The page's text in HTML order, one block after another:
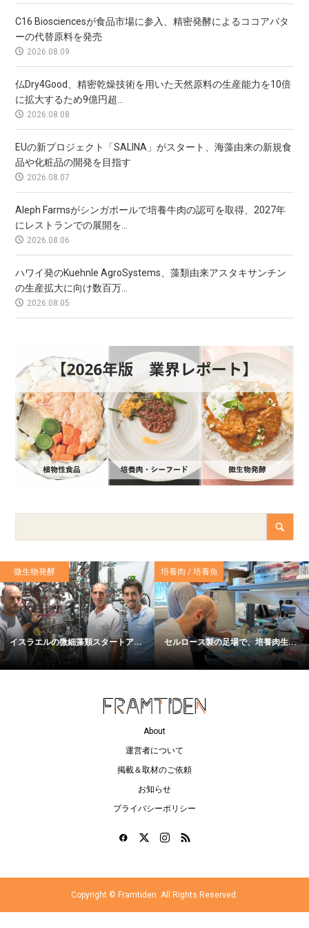
C16 Biosciencesが食品市場に参入、精密発酵によるココアバタ
ーの代替原料を発売
2026.08.09
仏Dry4Good、精密乾燥技術を用いた天然原料の生産能力を10倍
に拡大するため9億円超...
2026.08.08
EUの新プロジェクト「SALINA」がスタート、海藻由来の新規食
品や化粧品の開発を目指す
2026.08.07
Aleph Farmsがシンガポールで培養牛肉の認可を取得、2027年
にレストランでの展開を...
2026.08.06
ハワイ発のKuehnle AgroSystems、藻類由来アスタキサンチン
の生産拡大に向け数百万...
2026.08.05
微生物発酵
イスラエルの微細藻類スタートア...
培養肉 / 培養魚
セルロース製の足場で、培養肉生...
About
運営者について
掲載＆取材のご依頼
お知らせ
プライバシーポリシー
Copyright © Framtiden. All Rights Reserved.